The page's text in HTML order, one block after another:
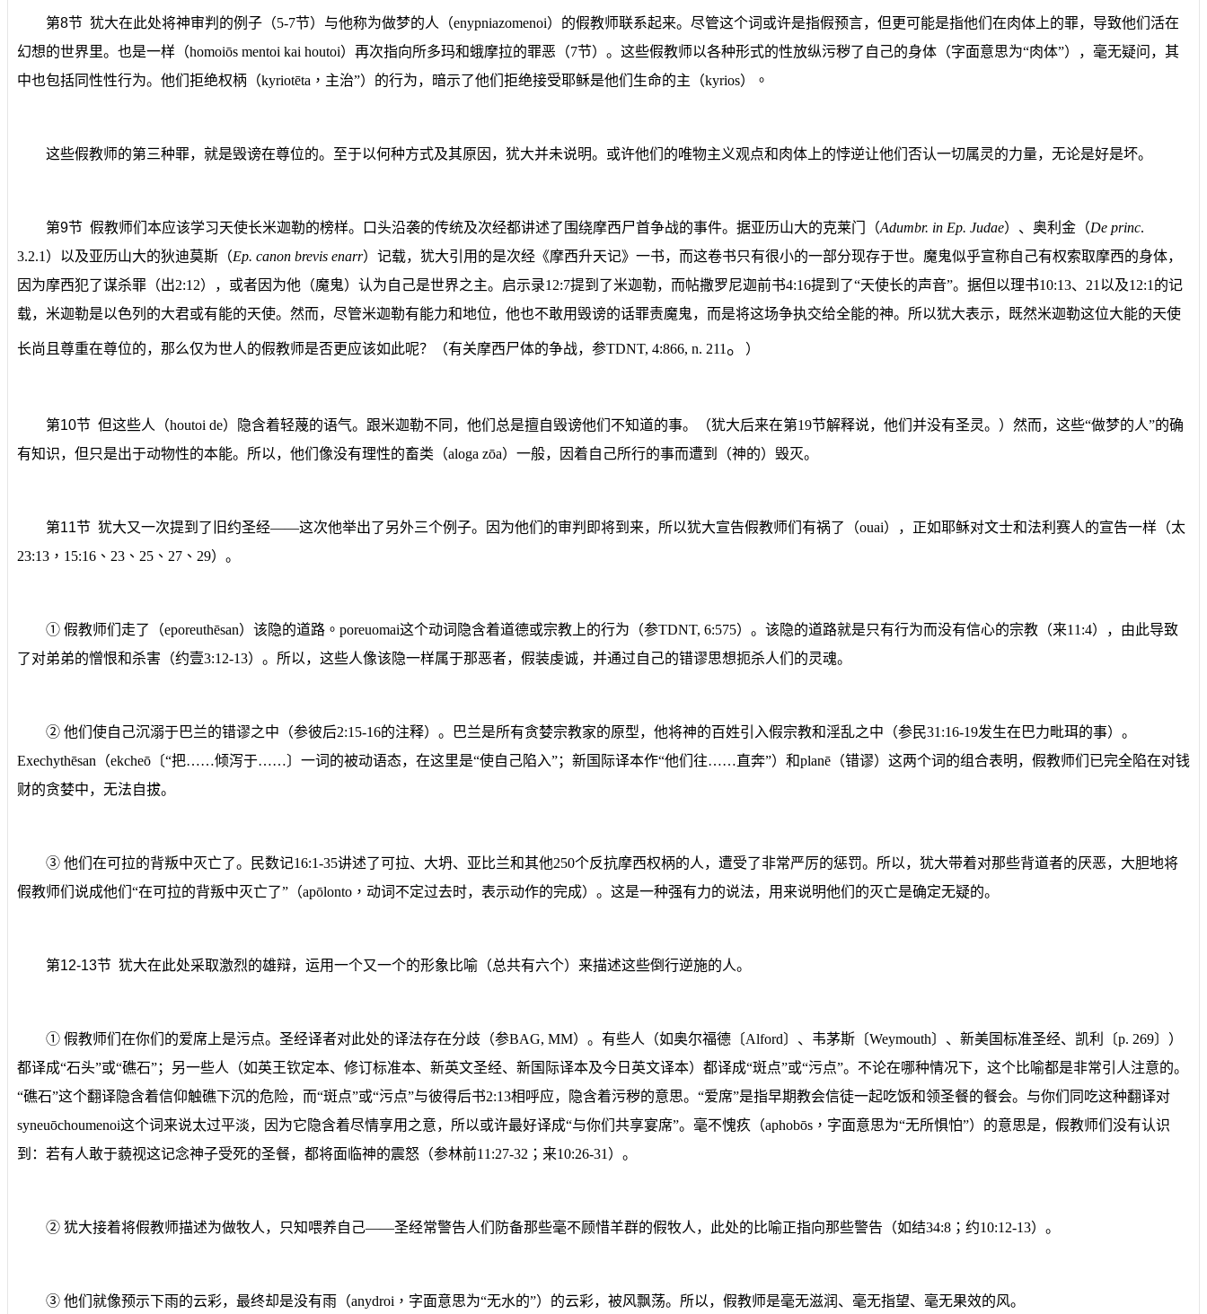
第8节 犹大在此处将神审判的例子 （5-7节）与他称为做梦的人 （enypniazomenoi）
的假教师联系起来。尽管这个词或许是指假预言，但更可能是指他们在肉体上的罪，导致他们活在
幻想的世界里。 也是一样 （homoiōs mentoi kai houtoi）再次指向所多玛和蛾摩拉的罪恶（7节）。这些假教师以各种形式的性放纵污秽了 自己的身体 （字面意思为“肉体”），毫无疑问，其
中也包括同性性行为。他们拒绝权柄（kyriotēta ， 主治”）的行为，暗示了他们拒绝接受耶稣是他们生命的主 （kyrios） 。
这些假教师的第三种罪，就是毁谤在尊位的。至于以何种方式及其原因，犹大并未说明。或许他们的唯物主义观点和肉体上的悖逆让他们否认一切属灵的力量，无论是好是坏。
第9节 假教师们本应该学习天使长米迦勒的榜样。口头沿袭的传统及次经都讲述了围绕摩西尸首争战的事件。据亚历山大的克莱门（Adumbr. in Ep. Judae）、奥利金（De princ.
3.2.1）以及亚历山大的狄迪莫斯（Ep. canon brevis enarr）记载，犹大引用的是次经《摩西升天记》一书，而这卷书只有很小的一部分现存于世。魔鬼似乎宣称自己有权索取摩西的身体，
因为摩西犯了谋杀罪（出2:12） ， 或者因为他（魔鬼）认为自己是世界之主。启示录12:7提到了米迦勒，而帖撒罗尼迦前书4:16提到了“天使长的声音”。据但以理书10:13、 21以及12:1的记
载，米迦勒是以色列的大君或有能的天使。然而，尽管米迦勒有能力和地位，他也不敢用毁谤的话罪责魔鬼，而是将这场争执交给全能的神。所以犹大表示，既然米迦勒这位大能的天使
长尚且尊重在尊位的，那么仅为世人的假教师是否更应该如此呢？（有关摩西尸体的争战，参TDNT, 4:866, n. 211。 ）
第10节 但这些人 （houtoi de） 隐含着轻蔑的语气。跟米迦勒不同，他们总是擅自毁谤他们不知道的事。（犹大后来在第19节解释说，他们并没有圣灵。）然而，这些“做梦的人”的确
有知识，但只是出于动物性的本能。所以，他们像没有理性的畜类 （aloga zōa）一般，因着自己所行的事而遭到（神的）毁灭。
第11节 犹大又一次提到了旧约圣经——这次他举出了另外三个例子。因为他们的审判即将到来，所以犹大宣告假教师们 有祸了 （ouai） ，正如耶稣对文士和法利赛人的宣告一样（太
23:13 ， 15:16 、 23 、 25 、 27 、 29） 。
① 假教师们 走了 （eporeuthēsan） 该隐的道路 。 poreuomai这个动词隐含着道德或宗教上的行为（参TDNT, 6:575） 。该隐的道路就是只有行为而没有信心的宗教（来11:4）
，由此导致
了对弟弟的憎恨和杀害（约壹3:12-13） 。所以，这些人像该隐一样属于那恶者，假装虔诚，并通过自己的错谬思想扼杀人们的灵魂。
② 他们使自己沉溺于巴兰的错谬之中（参彼后2:15-16的注释）。巴兰是所有贪婪宗教家的原型，他将神的百姓引入假宗教和淫乱之中（参民31:16-19发生在巴力毗珥的事）。
Exechythēsan （ekcheō 〔“把……倾泻于……〕一词的被动语态，在这里是“使自己陷入”；新国际译本作“他们往…… 直奔”）和planē （错谬）这两个词的组合表明，假教师们已完全陷在对钱
财的贪婪中，无法自拔。
③ 他们 在可拉的背叛中灭亡了。民数记16:1-35讲述了可拉、大坍、亚比兰和其他250个反抗摩西权柄的人，遭受了非常严厉的惩罚。所以，犹大带着对那些背道者的厌恶，大胆地将
假教师们说成他们 “在可拉的背叛中灭亡了” （apōlonto ， 动词不定过去时，表示动作的完成）。这是一种强有力的说法，用来说明他们的灭亡是确定无疑的。
第12-13节 犹大在此处采取激烈的雄辩，运用一个又一个的形象比喻（总共有六个）来描述这些倒行逆施的人。
① 假教师们在你们的爱席上是污点。圣经译者对此处的译法存在分歧（参BAG, MM）。有些人（如奥尔福德 〔Alford〕 、韦茅斯〔Weymouth〕 、新美国标准圣经、 凯利〔p. 269〕）
都译成“石头”或“礁石”；另一些人（如英王钦定本、修订标准本、新英文圣经、新国际译本及今日英文译本）都译成“斑点”或“污点”。不论在哪种情况下，这个比喻都是非常引人注意的。
“礁石”这个翻译隐含着信仰触礁下沉的危险，而“斑点”或“污点”与彼得后书2:13相呼应，隐含着污秽的意思。 “爱席”是指早期教会信徒一起吃饭和领圣餐的餐会。 与你们同吃这种翻译对
syneuōchoumenoi这个词来说太过平淡，因为它隐含着尽情享用之意，所以或许最好译成“与你们共享宴席”。 毫不愧疚 （aphobōs ， 字面意思为“无所惧怕”）的意思是，假教师们没有认识
到：若有人敢于藐视这记念神子受死的圣餐，都将面临神的震怒（参林前11:27-32 ；来10:26-31） 。
② 犹大接着将假教师描述为做牧人，只知喂养自己——圣经常警告人们防备那些毫不顾惜羊群的假牧人，此处的比喻正指向那些警告（如结34:8 ；约10:12-13） 。
③ 他们就像预示下雨的云彩，最终却是没有雨 （anydroi ， 字面意思为“无水的”） 的云彩，被风飘荡。所以，假教师是毫无滋润、毫无指望、毫无果效的风。